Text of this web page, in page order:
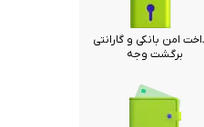
امن بانکی و گارانتی
برگشت وجه